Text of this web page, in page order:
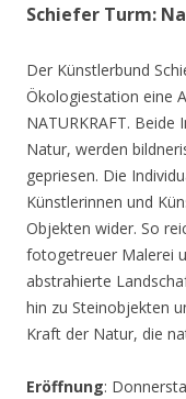
Schiefer Turm:
Der Künstlerbund
Ökologiestation eine
NATURKRAFT.
Natur, werden
gepriesen. Die
Künstlerinnen und
Objekten wider. So
fotogetreuer Malerei
abstrahierte
hin zu Steinobjekten
Kraft der Natur, die
Eröffnung: